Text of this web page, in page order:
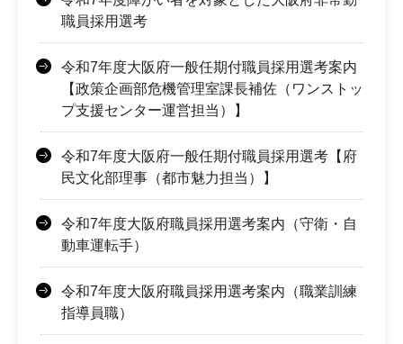
職員採用選考
令和7年度大阪府一般任期付職員採用選考案内
【政策企画部危機管理室課長補佐（ワンストッ
プ支援センター運営担当）】
令和7年度大阪府一般任期付職員採用選考【府
民文化部理事（都市魅力担当）】
令和7年度大阪府職員採用選考案内（守衛・自
動車運転手）
令和7年度大阪府職員採用選考案内（職業訓練
指導員職）